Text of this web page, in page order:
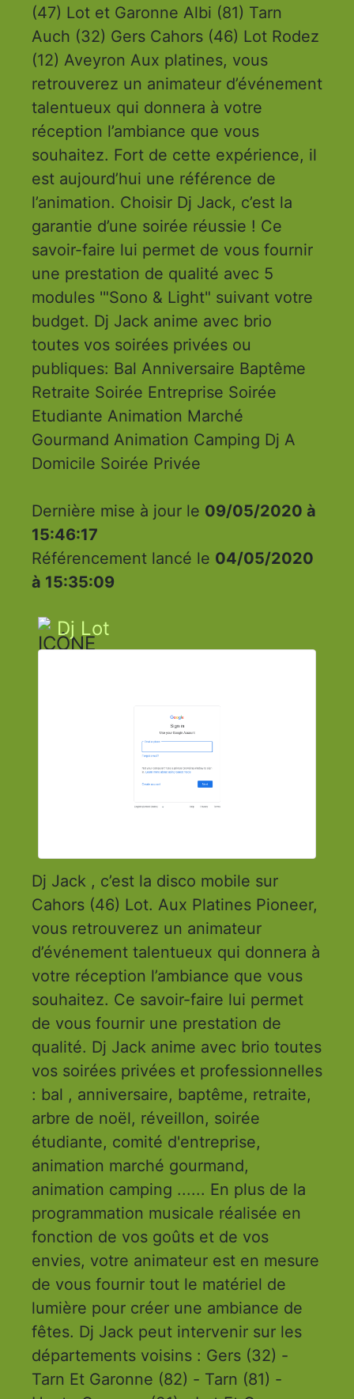
(47) Lot et Garonne Albi (81) Tarn
Auch (32) Gers Cahors (46) Lot Rodez
(12) Aveyron Aux platines, vous
retrouverez un animateur d’événement
talentueux qui donnera à votre
réception l’ambiance que vous
souhaitez. Fort de cette expérience, il
est aujourd’hui une référence de
l’animation. Choisir Dj Jack, c’est la
garantie d’une soirée réussie ! Ce
savoir-faire lui permet de vous fournir
une prestation de qualité avec 5
modules '"Sono & Light" suivant votre
budget. Dj Jack anime avec brio
toutes vos soirées privées ou
publiques: Bal Anniversaire Baptême
Retraite Soirée Entreprise Soirée
Etudiante Animation Marché
Gourmand Animation Camping Dj A
Domicile Soirée Privée
Dernière mise à jour le 09/05/2020 à
15:46:17
Référencement lancé le 04/05/2020
à 15:35:09
Dj Lot
Dj Jack , c’est la disco mobile sur
Cahors (46) Lot. Aux Platines Pioneer,
vous retrouverez un animateur
d’événement talentueux qui donnera à
votre réception l’ambiance que vous
souhaitez. Ce savoir-faire lui permet
de vous fournir une prestation de
qualité. Dj Jack anime avec brio toutes
vos soirées privées et professionnelles
: bal , anniversaire, baptême, retraite,
arbre de noël, réveillon, soirée
étudiante, comité d'entreprise,
animation marché gourmand,
animation camping ...... En plus de la
programmation musicale réalisée en
fonction de vos goûts et de vos
envies, votre animateur est en mesure
de vous fournir tout le matériel de
lumière pour créer une ambiance de
fêtes. Dj Jack peut intervenir sur les
départements voisins : Gers (32) -
Tarn Et Garonne (82) - Tarn (81) -